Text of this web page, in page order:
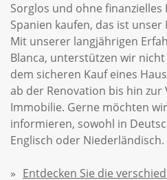
Sorglos und ohne
Spanien kaufen, das ist
Mit unserer langjährigen
Blanca, unterstützen wir
dem sicheren Kauf eines
ab der Renovation bis hin
Immobilie. Gerne möchten
informieren, sowohl in
Englisch oder Niederländisch.
Entdecken Sie die